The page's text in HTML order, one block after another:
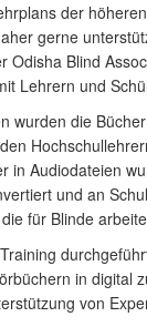
der
gerne
Odisha Blind
Lehrern und
wurden die
in Audiodateien
und an
für Blinde
in digital
von